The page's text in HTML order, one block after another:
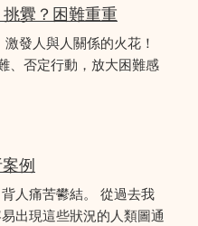
釁？困難重重
發人與人關係的火花！
、否定行動，放大困難感
例
人痛苦鬰結。 從過去我
出現這些狀況的人類圖通